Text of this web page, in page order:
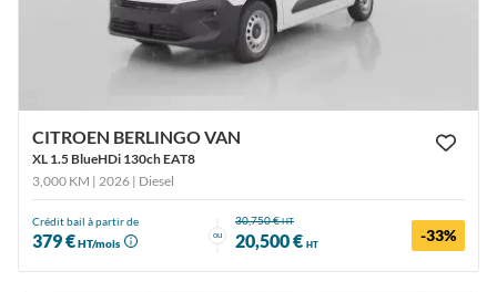
CITROEN BERLINGO VAN
XL 1.5 BlueHDi 130ch EAT8
3,000 KM | 2026 | Diesel
Crédit bail à partir de
379 €HT/mois
ou
30,750 €HT
20,500 € HT -33%